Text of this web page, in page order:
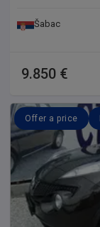
Šabac
9.850 €
Offer a price